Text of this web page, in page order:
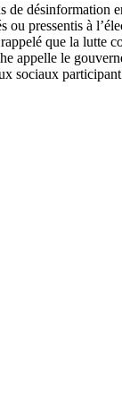
de désinformation
ou pressentis à
que la lutte
appelle le
sociaux